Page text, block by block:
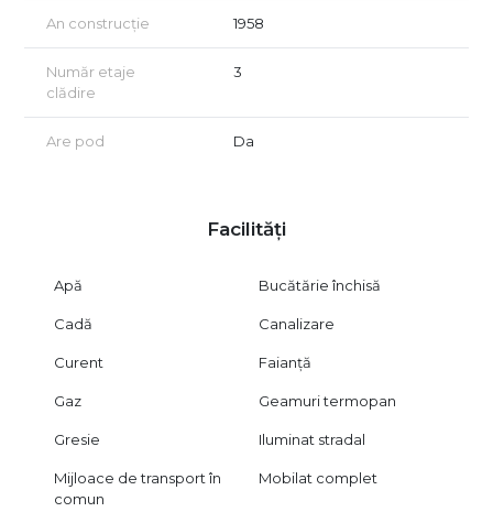
An construcție 1958
Număr etaje
clădire
3
Are pod Da
Facilități
Apă Bucătărie închisă
Cadă Canalizare
Curent Faianță
Gaz Geamuri termopan
Gresie Iluminat stradal
Mijloace de transport în
comun
Mobilat complet